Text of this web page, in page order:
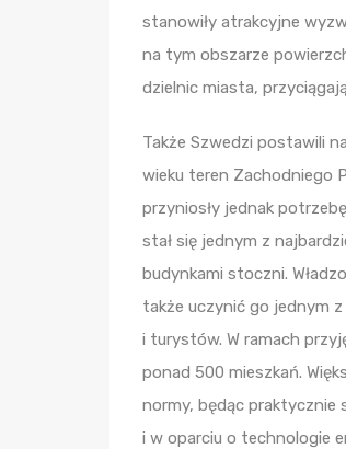
stanowiły atrakcyjne
na tym obszarze
dzielnic miasta,
Także Szwedzi postawili
wieku teren Zachodniego
przyniosły jednak
stał się jednym z
budynkami stoczni.
także uczynić go jednym
i turystów. W ramach
ponad 500 mieszkań.
normy, będąc praktycznie
i w oparciu o technologie